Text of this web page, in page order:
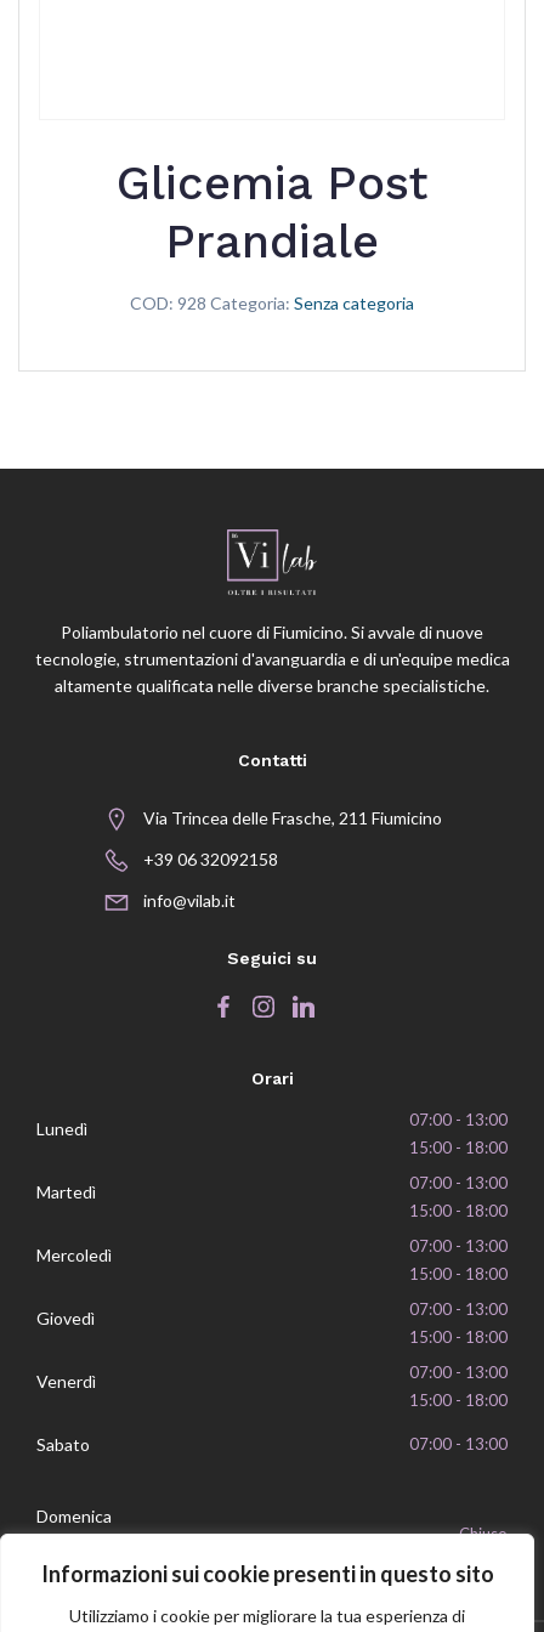
Informazioni sui cookie presenti in questo sito
Utilizziamo i cookie per migliorare la tua esperienza di
Glicemia Post
Prandiale
COD: 928 Categoria: Senza categoria
Poliambulatorio nel cuore di Fiumicino. Si avvale di nuove
tecnologie, strumentazioni d'avanguardia e di un'equipe medica
altamente qualificata nelle diverse branche specialistiche.
Contatti
Via Trincea delle Frasche, 211 Fiumicino
+39 06 32092158
info@vilab.it
Seguici su
Orari
Lunedì
07:00 - 13:00
15:00 - 18:00
Martedì
07:00 - 13:00
15:00 - 18:00
Mercoledì
07:00 - 13:00
15:00 - 18:00
Giovedì
07:00 - 13:00
15:00 - 18:00
Venerdì
07:00 - 13:00
15:00 - 18:00
Sabato 07:00 - 13:00
Domenica
Chiuso